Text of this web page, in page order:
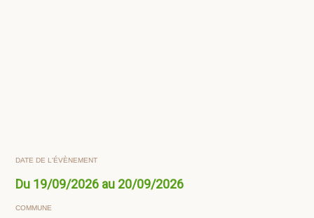
DATE DE L'ÉVÈNEMENT
Du 19/09/2026 au 20/09/2026
COMMUNE